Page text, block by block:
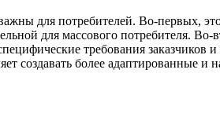
для потребителей. Во-первых,
для массового потребителя.
требования
создавать более адаптированные и